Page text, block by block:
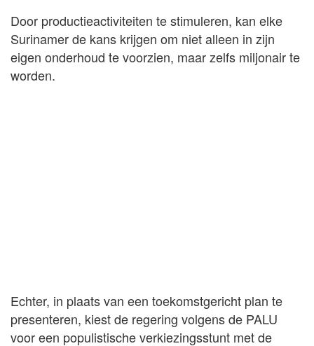
Door productieactiviteiten te stimuleren, kan elke
Surinamer de kans krijgen om niet alleen in zijn
eigen onderhoud te voorzien, maar zelfs miljonair te
worden.
Echter, in plaats van een toekomstgericht plan te
presenteren, kiest de regering volgens de PALU
voor een populistische verkiezingsstunt met de